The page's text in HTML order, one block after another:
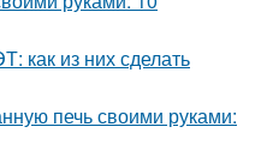
как из них сделать
печь своими руками: